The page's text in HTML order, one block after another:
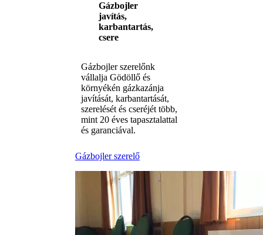
Gázbojler
javítás,
karbantartás,
csere
Gázbojler szerelőnk
vállalja Gödöllő és
környékén gázkazánja
javítását, karbantartását,
szerelését és cseréjét több,
mint 20 éves tapasztalattal
és garanciával.
Gázbojler szerelő